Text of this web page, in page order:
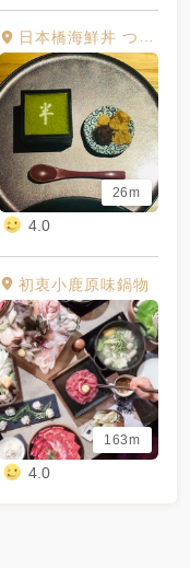
日本橋海鮮丼 つじ半 Tsujihan 微風信義店
26m
4.0
初衷小鹿原味鍋物
163m
4.0